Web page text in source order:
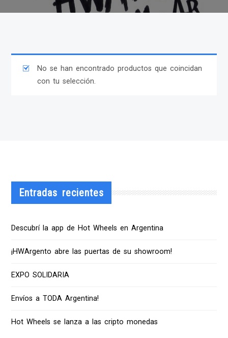
No se han encontrado productos que coincidan
con tu selección.
Entradas recientes
Descubrí la app de Hot Wheels en Argentina
¡HWArgento abre las puertas de su showroom!
EXPO SOLIDARIA
Envíos a TODA Argentina!
Hot Wheels se lanza a las cripto monedas